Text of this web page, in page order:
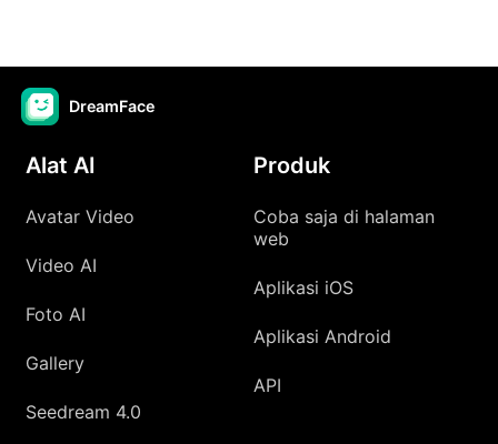
DreamFace
Alat AI
Avatar Video
Video AI
Foto AI
Gallery
Seedream 4.0
Produk
Coba saja di halaman
web
Aplikasi iOS
Aplikasi Android
API